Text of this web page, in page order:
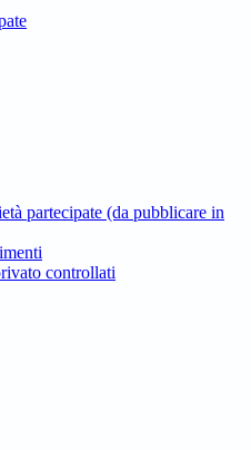
partecipate (da pubblicare in
controllati